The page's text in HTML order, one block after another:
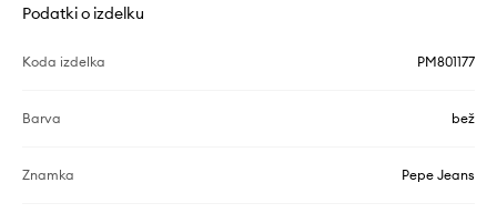
Podatki o izdelku
Koda izdelka PM801177
Barva bež
Znamka Pepe Jeans